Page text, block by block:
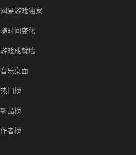
网易游戏独家
随时间变化
游戏成就墙
音乐桌面
热门榜
新品榜
作者榜